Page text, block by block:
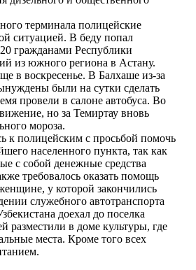
терминала полицейские
ситуацией. В беду попал
гражданами Республики
из южного региона в Астану.
в воскресенье. В Балхаше из-за
были на сутки сделать
провели в салоне автобуса. Во
но за Темиртау вновь
мороза.
к полицейским с просьбой помочь
населенного пункта, так как
с собой денежные средства
требовалось оказать помощь
у которой закончились
служебного автотранспорта
доехал до поселка
разместили в доме культуры, где
места. Кроме того всех